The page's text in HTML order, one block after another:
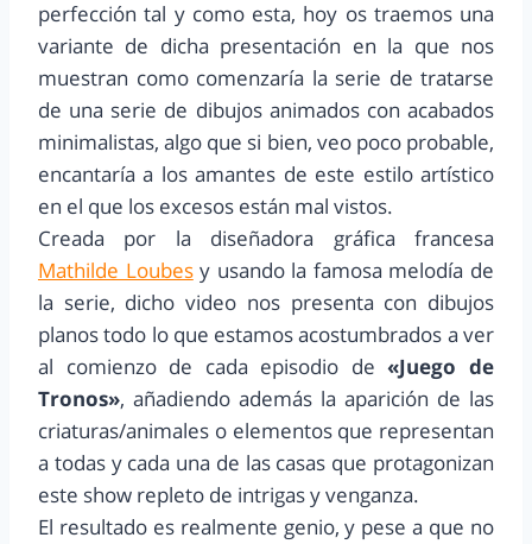
perfección tal y como esta, hoy os traemos una
variante de dicha presentación en la que nos
muestran como comenzaría la serie de tratarse
de una serie de dibujos animados con acabados
minimalistas, algo que si bien, veo poco probable,
encantaría a los amantes de este estilo artístico
en el que los excesos están mal vistos.
Creada por la diseñadora gráfica francesa
Mathilde Loubesy usando la famosa melodía de
la serie, dicho video nos presenta con dibujos
planos todo lo que estamos acostumbrados a ver
al comienzo de cada episodio de«Juego de
Tronos», añadiendo además la aparición de las
criaturas/animales o elementos que representan
a todas y cada una de las casas que protagonizan
este show repleto de intrigas y venganza.
El resultado es realmente genio, y pese a que no